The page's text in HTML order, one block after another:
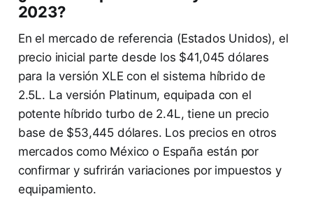
2023?
En el mercado de referencia (Estados Unidos), el
precio inicial parte desde los $41,045 dólares
para la versión XLE con el sistema híbrido de
2.5L. La versión Platinum, equipada con el
potente híbrido turbo de 2.4L, tiene un precio
base de $53,445 dólares. Los precios en otros
mercados como México o España están por
confirmar y sufrirán variaciones por impuestos y
equipamiento.